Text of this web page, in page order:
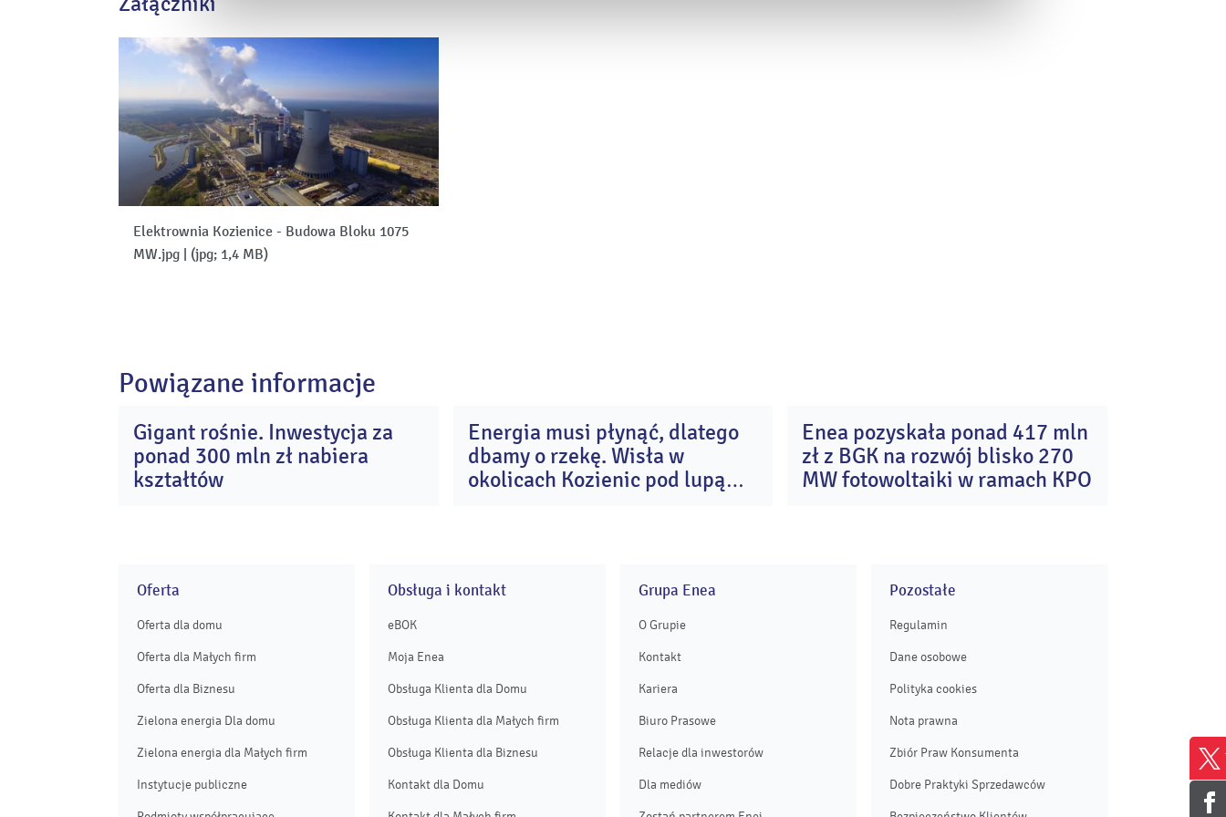
Elektrownia Kozienice - Budowa Bloku 1075
MW.jpg | (jpg; 1,4 MB)
Powiązane informacje
24
Gigant rośnie. Inwestycja za
ponad 300 mln zł nabiera
kształtów
10
Energia musi płynąć, dlatego
dbamy o rzekę. Wisła w
okolicach Kozienic pod lupą
20
maj
2026
Enea pozyskała ponad 417 mln
zł z BGK na rozwój blisko 270
MW fotowoltaiki w ramach KPO
Oferta
Oferta dla domu
Oferta dla Małych firm
Oferta dla Biznesu
Zielona energia Dla domu
Zielona energia dla Małych firm
Instytucje publiczne
Obsługa i kontakt
eBOK
Moja Enea
Obsługa Klienta dla Domu
Obsługa Klienta dla Małych firm
Obsługa Klienta dla Biznesu
Kontakt dla Domu
Grupa Enea
O Grupie
Kontakt
Kariera
Biuro Prasowe
Relacje dla inwestorów
Dla mediów
Pozostałe
Regulamin
Dane osobowe
Polityka cookies
Nota prawna
Zbiór Praw Konsumenta
Dobre Praktyki Sprzedawców